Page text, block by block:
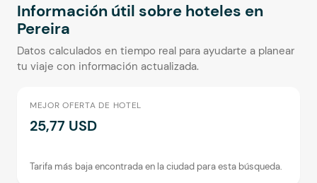
Información útil sobre hoteles en
Pereira
Datos calculados en tiempo real para ayudarte a planear
tu viaje con información actualizada.
MEJOR OFERTA DE HOTEL
25,77 USD
Tarifa más baja encontrada en la ciudad para esta búsqueda.